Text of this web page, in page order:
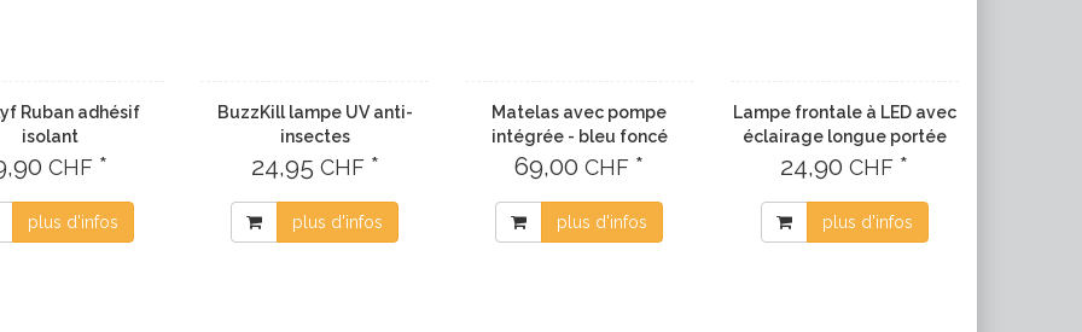
Ruban adhésif
isolant
CHF *
plus d'infos
BuzzKill lampe UV anti-
insectes
24,95 CHF *
plus d'infos
Matelas avec pompe
intégrée - bleu foncé
69,00CHF *
plus d'infos
Lampe frontale à LED avec
éclairage longue portée
24,90CHF *
plus d'infos